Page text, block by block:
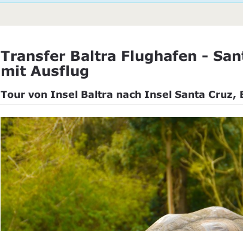
Transfer Baltra Flughafen -
mit Ausflug
Tour von Insel Baltra nach Insel Santa Cruz,